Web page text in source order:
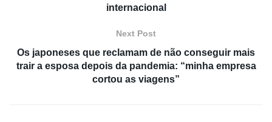
internacional
Next Post
Os japoneses que reclamam de não conseguir mais
trair a esposa depois da pandemia: “minha empresa
cortou as viagens”